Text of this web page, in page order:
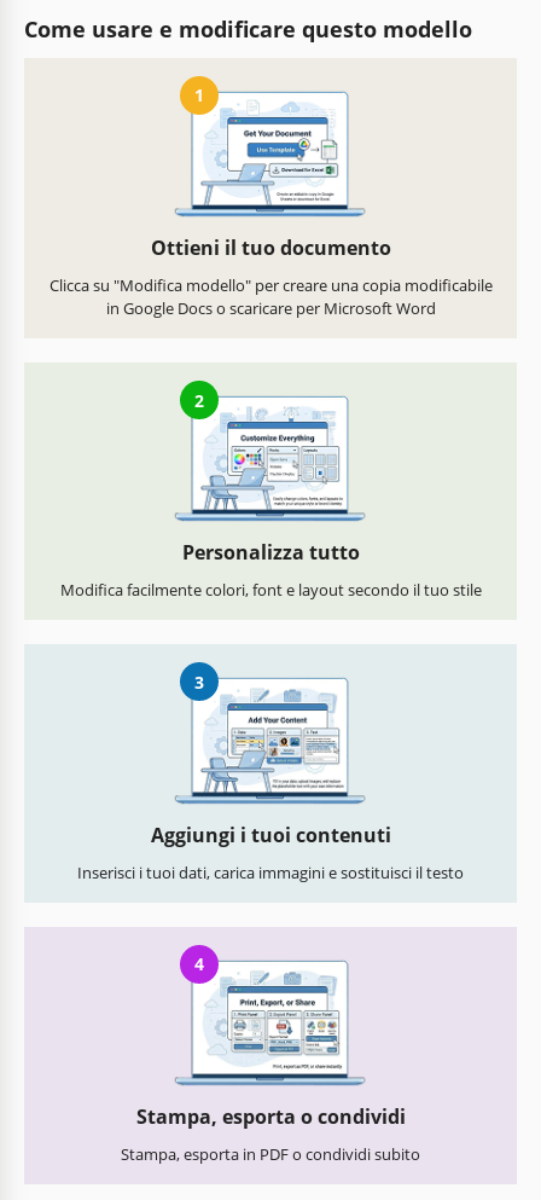
Come usare e modificare questo modello
1
Ottieni il tuo documento
Clicca su "Modifica modello" per creare una copia modificabile
in Google Docs o scaricare per Microsoft Word
2
Personalizza tutto
Modifica facilmente colori, font e layout secondo il tuo stile
3
Aggiungi i tuoi contenuti
Inserisci i tuoi dati, carica immagini e sostituisci il testo
4
Stampa, esporta o condividi
Stampa, esporta in PDF o condividi subito